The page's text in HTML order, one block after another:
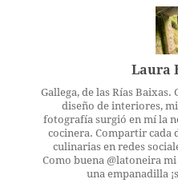
Laura
Gallega, de las Rías
diseño de interiores,
fotografía surgió en mí la
cocinera. Compartir cada
culinarias en redes
Como buena @latoneira
una empanadilla